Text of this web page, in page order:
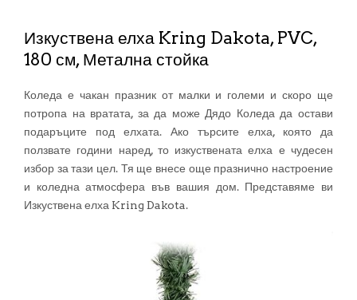
Изкуствена елха Kring Dakota, PVC,
180 см, Метална стойка
Коледа е чакан празник от малки и големи и скоро ще
потропа на вратата, за да може Дядо Коледа да остави
подаръците под елхата. Ако търсите елха, която да
ползвате години наред, то изкуствената елха е чудесен
избор за тази цел. Тя ще внесе още празнично настроение
и коледна атмосфера във вашия дом. Представяме ви
Изкуствена елха Kring Dakota.